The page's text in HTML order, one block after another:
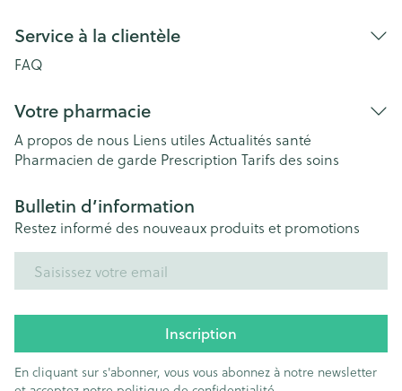
Service à la clientèle
FAQ
Votre pharmacie
A propos de nous Liens utiles Actualités santé
Pharmacien de garde Prescription Tarifs des soins
Bulletin d’information
Restez informé des nouveaux produits et promotions
Inscription
En cliquant sur s'abonner, vous vous abonnez à notre newsletter